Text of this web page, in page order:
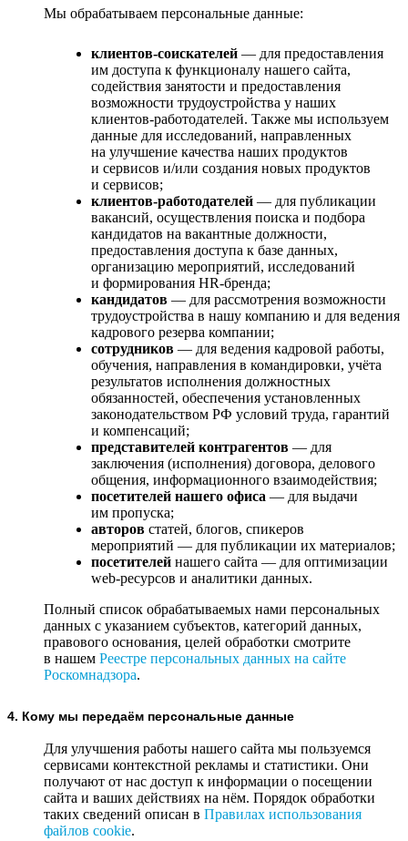
Мы обрабатываем персональные данные:
клиентов-соискателей — для предоставления
им доступа к функционалу нашего сайта,
содействия занятости и предоставления
возможности трудоустройства у наших
клиентов-работодателей. Также мы используем
данные для исследований, направленных
на улучшение качества наших продуктов
и сервисов и/или создания новых продуктов
и сервисов;
клиентов-работодателей — для публикации
вакансий, осуществления поиска и подбора
кандидатов на вакантные должности,
предоставления доступа к базе данных,
организацию мероприятий, исследований
и формирования HR-бренда;
кандидатов — для рассмотрения возможности
трудоустройства в нашу компанию и для ведения
кадрового резерва компании;
сотрудников — для ведения кадровой работы,
обучения, направления в командировки, учёта
результатов исполнения должностных
обязанностей, обеспечения установленных
законодательством РФ условий труда, гарантий
и компенсаций;
представителей контрагентов — для
заключения (исполнения) договора, делового
общения, информационного взаимодействия;
посетителей нашего офиса — для выдачи
им пропуска;
авторов статей, блогов, спикеров
мероприятий — для публикации их материалов;
посетителей нашего сайта — для оптимизации
web-ресурсов и аналитики данных.
Полный список обрабатываемых нами персональных
данных с указанием субъектов, категорий данных,
правового основания, целей обработки смотрите
в нашем Реестре персональных данных на сайте
Роскомнадзора.
4. Кому мы передаём персональные данные
Для улучшения работы нашего сайта мы пользуемся
сервисами контекстной рекламы и статистики. Они
получают от нас доступ к информации о посещении
сайта и ваших действиях на нём. Порядок обработки
таких сведений описан в Правилах использования
файлов cookie.